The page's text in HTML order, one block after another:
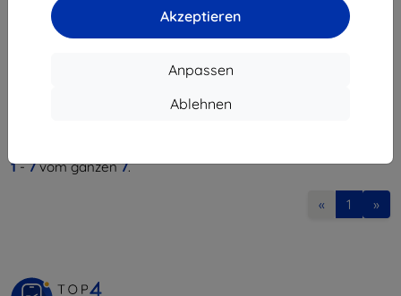
Akzeptieren
Anpassen
Ablehnen
Auf Lager > 5 Stk.
1-7vom ganzen7.
« 1 »